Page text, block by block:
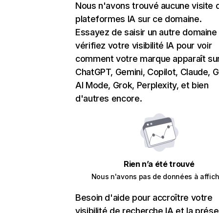
Nous n'avons trouvé aucune visite
plateformes IA sur ce domaine.
Essayez de saisir un autre domaine
vérifiez votre visibilité IA pour voir
comment votre marque apparaît
ChatGPT, Gemini, Copilot, Claude,
AI Mode, Grok, Perplexity, et bien
d'autres encore.
Rien n’a été trouvé
Nous n'avons pas de données à
Besoin d'aide pour accroître votre
visibilité de recherche IA et la